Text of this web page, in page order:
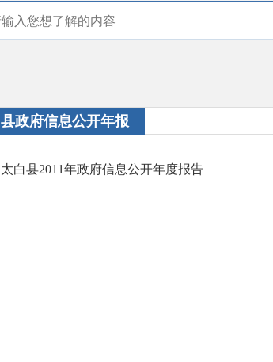
县政府信息公开年报
太白县2011年政府信息公开年度报告